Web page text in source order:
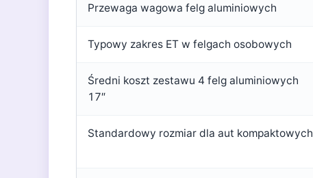
Przewaga wagowa felg aluminiowych
Typowy zakres ET w felgach osobowych
Średni koszt zestawu 4 felg aluminiowych
17″
Standardowy rozmiar dla aut kompaktowych